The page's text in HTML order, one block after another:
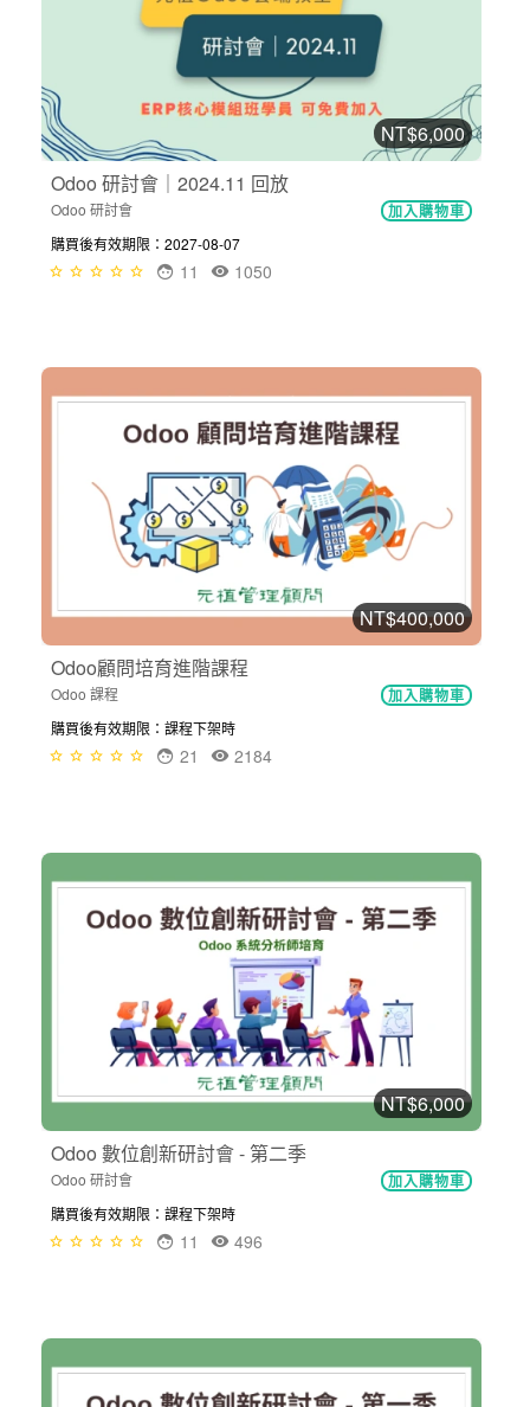
NT$6,000
Odoo 研討會｜2024.11 回放
Odoo 研討會 加入購物車
購買後有效期限：2027-08-07
1050
11
NT$400,000
Odoo顧問培育進階課程
Odoo 課程 加入購物車
購買後有效期限：課程下架時
2184
21
NT$6,000
Odoo 數位創新研討會 - 第二季
Odoo 研討會 加入購物車
購買後有效期限：課程下架時
496
11